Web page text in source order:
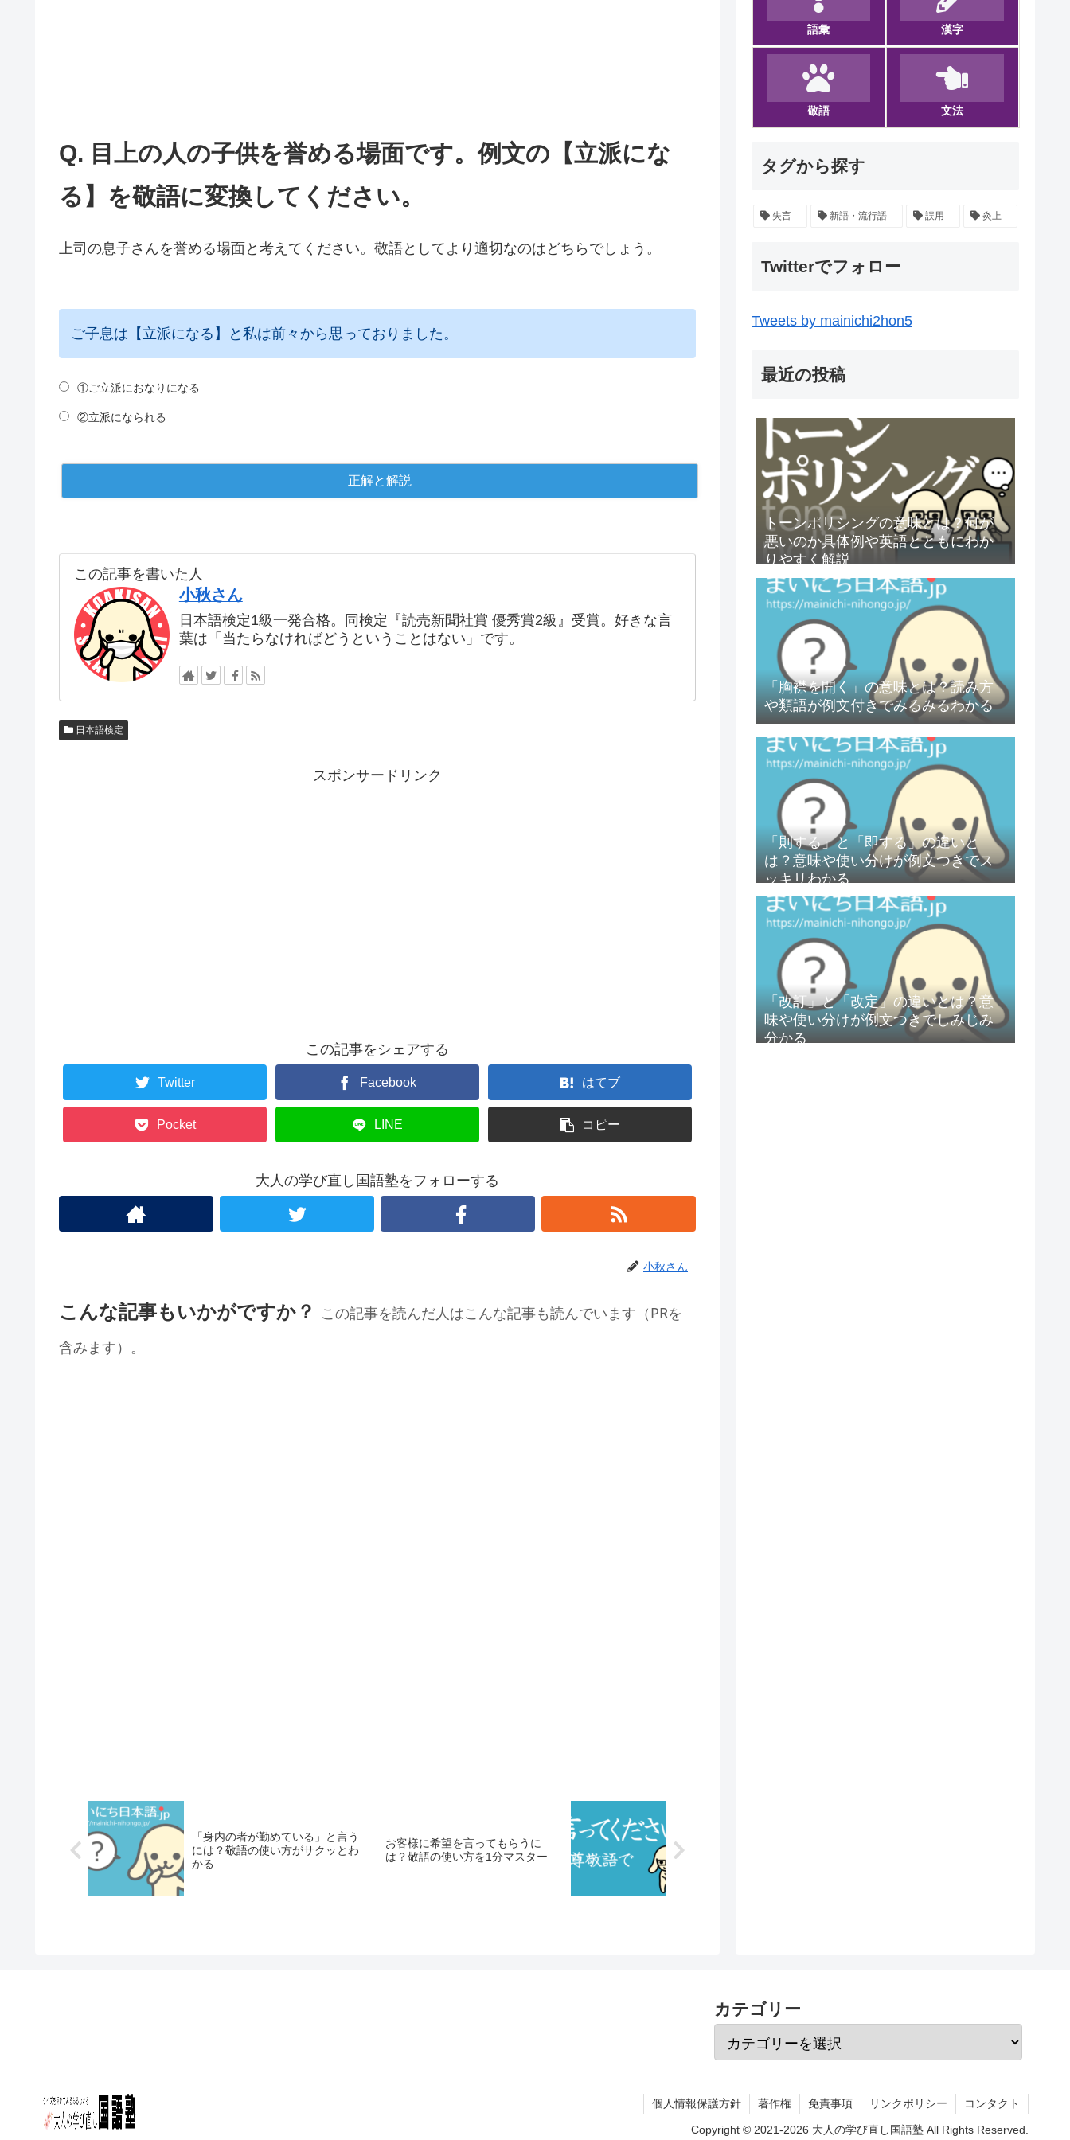
Q. 目上の人の子供を誉める場面です。例文の【立派にな
る】を敬語に変換してください。
上司の息子さんを誉める場面と考えてください。敬語としてより適切なのはどちらでしょう。
ご子息は【立派になる】と私は前々から思っておりました。
①ご立派におなりになる
②立派になられる
この記事を書いた人
小秋さん
日本語検定1級一発合格。同検定『読売新聞社賞 優秀賞2級』受賞。好きな言
葉は「当たらなければどうということはない」です。
日本語検定
スポンサードリンク
この記事をシェアする
Twitter Facebook はてブ
Pocket LINE コピー
大人の学び直し国語塾をフォローする
小秋さん
こんな記事もいかがですか？ この記事を読んだ人はこんな記事も読んでいます（PRを
含みます）。
「身内の者が勤めている」と言う
には？敬語の使い方がサクッとわ
かる
お客様に希望を言ってもらうに
は？敬語の使い方を1分マスター
語彙 漢字
敬語 文法
タグから探す
失言 新語・流行語 誤用 炎上
Twitterでフォロー
Tweets by mainichi2hon5
最近の投稿
トーンポリシングの意味とは？何が
悪いのか具体例や英語とともにわか
りやすく解説
「胸襟を開く」の意味とは？読み方
や類語が例文付きでみるみるわかる
「則する」と「即する」の違いと
は？意味や使い分けが例文つきでス
ッキリわかる
「改訂」と「改定」の違いとは？意
味や使い分けが例文つきでしみじみ
分かる
カテゴリー
個人情報保護方針 著作権 免責事項 リンクポリシー コンタクト
Copyright © 2021-2026 大人の学び直し国語塾 All Rights Reserved.